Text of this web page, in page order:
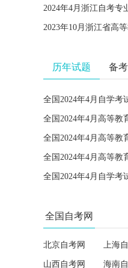
2024年4月浙江自考专
2023年10月浙江省高
历年试题 备
全国2024年4月自学考
全国2024年4月高等教
全国2024年4月高等教
全国2024年4月自学考
全国自考网
北京自考网 上海
山西自考网 海南